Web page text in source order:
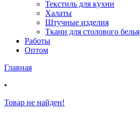
Текстиль для кухни
Халаты
Штучные изделия
Ткани для столового белья
Работы
Оптом
Главная
•
Товар не найден!